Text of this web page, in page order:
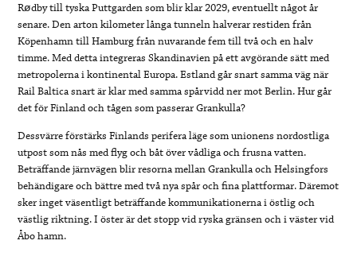
Rødby till tyska Puttgarden som blir klar 2029, eventuellt något år
senare. Den arton kilometer långa tunneln halverar restiden från
Köpenhamn till Hamburg från nuvarande fem till två och en halv
timme. Med detta integreras Skandinavien på ett avgörande sätt med
metropolerna i kontinental Europa. Estland går snart samma väg när
Rail Baltica snart är klar med samma spårvidd ner mot Berlin. Hur går
det för Finland och tågen som passerar Grankulla?
Dessvärre förstärks Finlands perifera läge som unionens nordostliga
utpost som nås med flyg och båt över vådliga och frusna vatten.
Beträffande järnvägen blir resorna mellan Grankulla och Helsingfors
behändigare och bättre med två nya spår och fina plattformar. Däremot
sker inget väsentligt beträffande kommunikationerna i östlig och
västlig riktning. I öster är det stopp vid ryska gränsen och i väster vid
Åbo hamn.